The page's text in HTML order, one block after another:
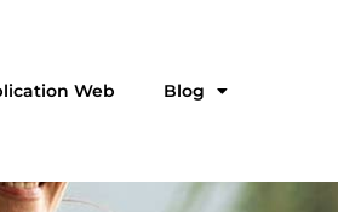
Web Blog